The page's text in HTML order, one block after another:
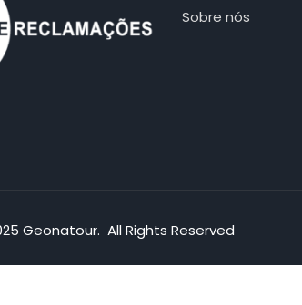
Sobre nós
Geonatour. All Rights Reserved